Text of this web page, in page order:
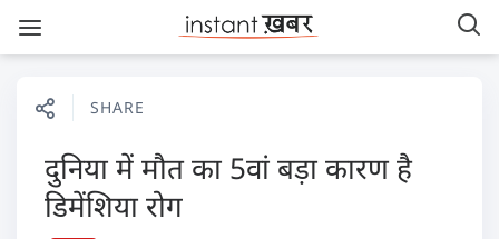
SHARE
दुनिया में मौत का 5वां बड़ा कारण है
डिमेंशिया रोग